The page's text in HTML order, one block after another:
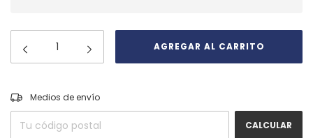
Entregas para el CP:
Medios de envío
CALCULAR